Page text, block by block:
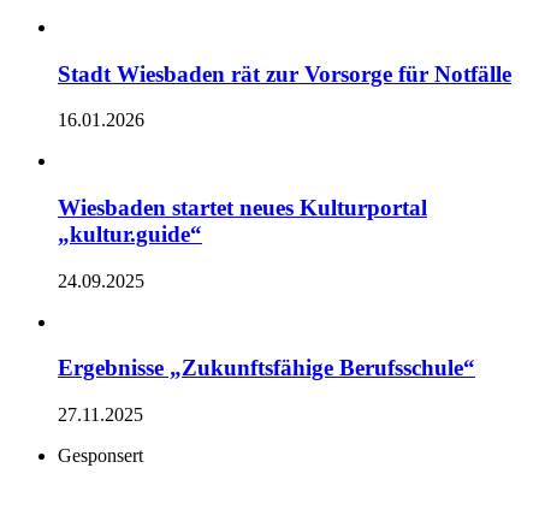
Stadt Wiesbaden rät zur Vorsorge für Notfälle
16.01.2026
Wiesbaden startet neues Kulturportal
„kultur.guide“
24.09.2025
Ergebnisse „Zukunftsfähige Berufsschule“
27.11.2025
Gesponsert